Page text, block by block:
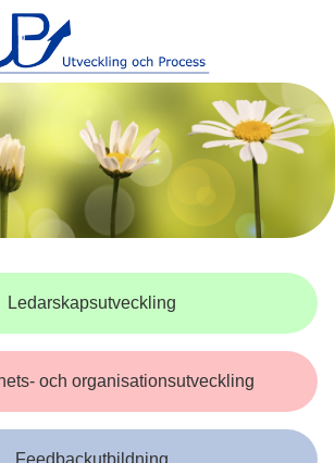
Ledarskapsutveckling
och organisationsutveckling
Feedbackutbildning